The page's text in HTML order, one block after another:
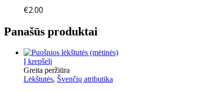
€2.00
Panašūs produktai
Į krepšelį
Greita peržiūra
Lėkštutės, Švenčių atributika